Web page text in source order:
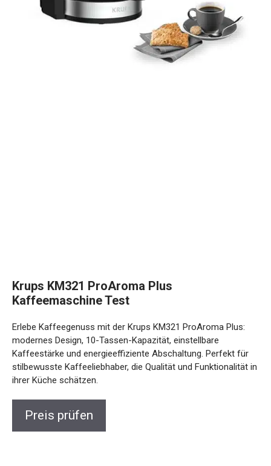
Krups KM321 ProAroma Plus
Kaffeemaschine Test
Erlebe Kaffeegenuss mit der Krups KM321 ProAroma Plus:
modernes Design, 10-Tassen-Kapazität, einstellbare
Kaffeestärke und energieeffiziente Abschaltung. Perfekt für
stilbewusste Kaffeeliebhaber, die Qualität und Funktionalität in
ihrer Küche schätzen.
Preis prüfen